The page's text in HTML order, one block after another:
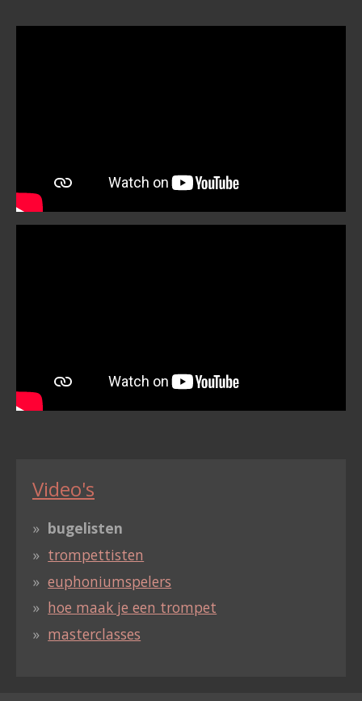
Video's
bugelisten
trompettisten
euphoniumspelers
hoe maak je een trompet
masterclasses